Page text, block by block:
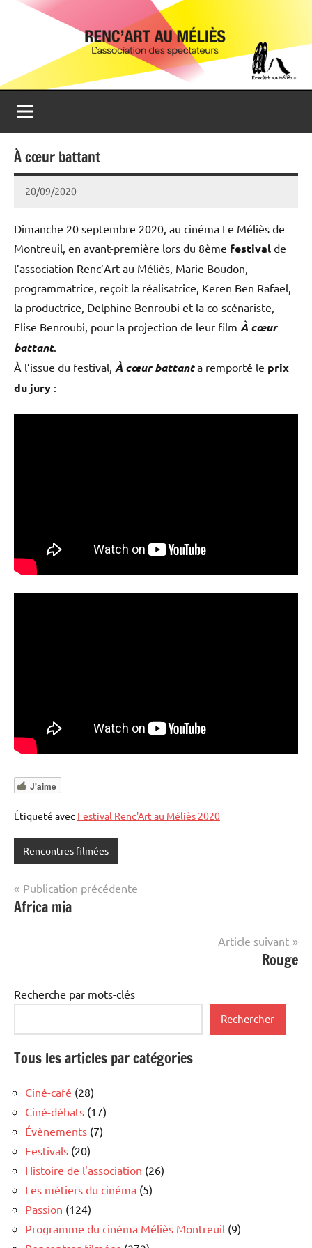
Renc'Art
Méliès
Association
spectateurs
du
cinéma
Le
Montreuil
À cœur battant
20/09/2020
Michel
Dimanche 20 septembre 2020, au cinéma Le Méliès de
Montreuil, en avant-première lors du 8ème festival de
l’association Renc’Art au Méliès, Marie Boudon,
programmatrice, reçoit la réalisatrice, Keren Ben Rafael,
la productrice, Delphine Benroubi et la co-scénariste,
Elise Benroubi, pour la projection de leur film À cœur
battant.
À l’issue du festival, À cœur battanta remporté le prix
du jury :
J'aime
Étiqueté avec Festival Renc'Art au Méliès 2020
Rencontres filmées
Navigation
de
Publication précédente
Africa mia
Article suivant
Rouge
Recherche par mots-clés
Rechercher
Tous les articles par catégories
Ciné-café (28)
Ciné-débats (17)
Évènements (7)
Festivals (20)
Histoire de l'association (26)
Les métiers du cinéma (5)
Passion (124)
Programme du cinéma Méliès Montreuil (9)